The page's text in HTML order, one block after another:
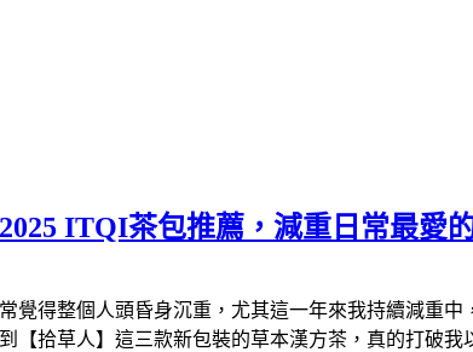
ITQI茶包推薦，減重日常最愛
得整個人頭昏身沉重，尤其這一年來我持續減重
【拾草人】這三款新包裝的草本漢方茶，真的打破